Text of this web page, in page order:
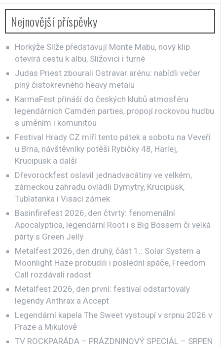
Nejnovější příspěvky
Horkýže Slíže představují Monte Mabu, nový klip
otevírá cestu k albu, Slížovici i turné
Judas Priest zbourali Ostravar arénu: nabídli večer
plný čistokrevného heavy metalu
KarmaFest přináší do českých klubů atmosféru
legendárních Camden parties, propojí rockovou hudbu
s uměním i komunitou
Festival Hrady CZ míří tento pátek a sobotu na Veveří
u Brna, návštěvníky potěší Rybičky 48, Harlej,
Krucipüsk a další
Dřevorockfest oslavil jednadvacátiny ve velkém,
zámeckou zahradu ovládli Dymytry, Krucipüsk,
Tublatanka i Visací zámek
Basinfirefest 2026, den čtvrtý: fenomenální
Apocalyptica, legendární Root i s Big Bossem či velká
párty s Green Jellÿ
Metalfest 2026, den druhý, část 1.: Solar System a
Moonlight Haze probudili i poslední spáče, Freedom
Call rozdávali radost
Metalfest 2026, den první: festival odstartovaly
legendy Anthrax a Accept
Legendární kapela The Sweet vystoupí v srpnu 2026 v
Praze a Mikulově
TV ROCKPARÁDA – PRÁZDNINOVÝ SPECIÁL – SRPEN